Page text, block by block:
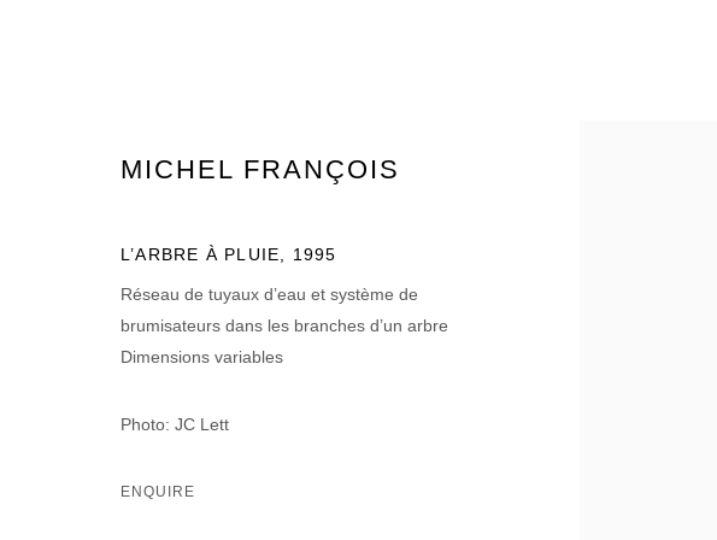
© 2026 DOMAINE DU MUY
MICHEL FRANÇOIS
L’ARBRE À PLUIE, 1995
Réseau de tuyaux d’eau et système de
brumisateurs dans les branches d’un arbre
Dimensions variables
Photo: JC Lett
ENQUIRE